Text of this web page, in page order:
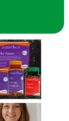
mandamos